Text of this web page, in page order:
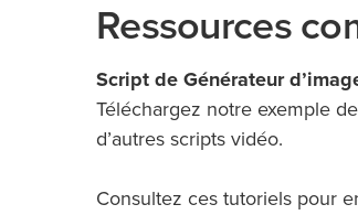
Ressources
Script de Générateur
Téléchargez notre exemple
d’autres scripts vidéo.
Consultez ces tutoriels pour